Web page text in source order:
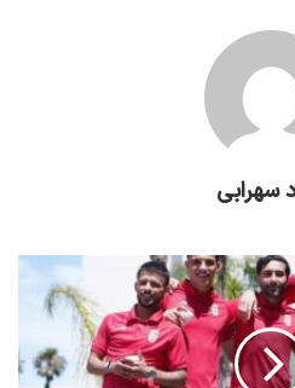
سهرابی